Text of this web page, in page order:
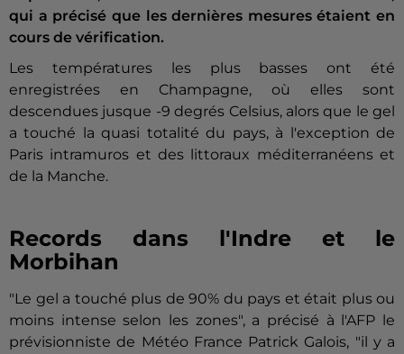
qui a précisé que les dernières mesures étaient en
cours de vérification.
Les températures les plus basses ont été
enregistrées en Champagne, où elles sont
descendues jusque -9 degrés Celsius, alors que le gel
a touché la quasi totalité du pays, à l'exception de
Paris intramuros et des littoraux méditerranéens et
de la Manche.
Records dans l'Indre et le
Morbihan
"Le gel a touché plus de 90% du pays et était plus ou
moins intense selon les zones", a précisé à l'AFP le
prévisionniste de Météo France Patrick Galois, "il y a